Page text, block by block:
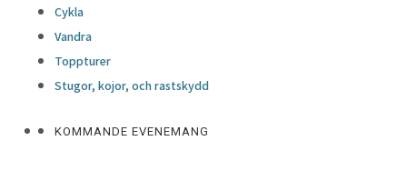
Cykla
Vandra
Toppturer
Stugor, kojor, och rastskydd
KOMMANDE EVENEMANG